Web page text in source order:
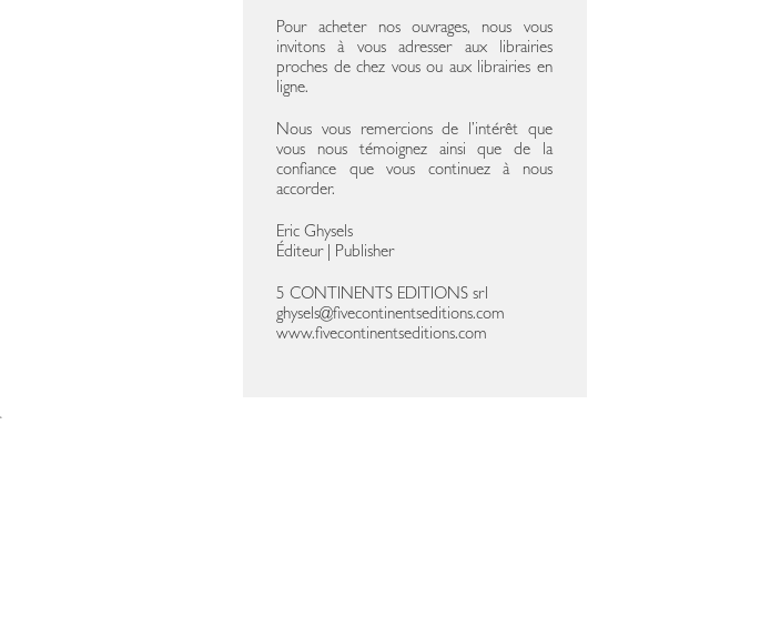
Pour acheter nos ouvrages, nous vous
invitons à vous adresser aux librairies
proches de chez vous ou aux librairies en
ligne.
Nous vous remercions de l’intérêt que
vous nous témoignez ainsi que de la
confiance que vous continuez à nous
accorder.
Eric Ghysels
Éditeur | Publisher
5 CONTINENTS EDITIONS srl
ghysels@fivecontinentseditions.com
www.fivecontinentseditions.com